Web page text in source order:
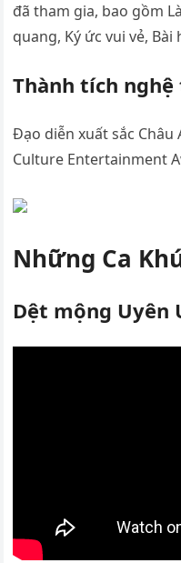
đã tham gia, bao gồm
quang, Ký ức vui vẻ, Bài
Thành tích
Đạo diễn xuất sắc
Culture Entertainment
Những Ca
Dệt mộng Uyên